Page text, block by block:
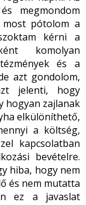
megmondom
pótolom a
kérni a
komolyan
és a
azt gondolom,
jelenti, hogy
hogyan zajlanak
elkülöníthető,
a költség,
kapcsolatban
bevételre.
hiba, hogy nem
és nem mutatta
ez a javaslat